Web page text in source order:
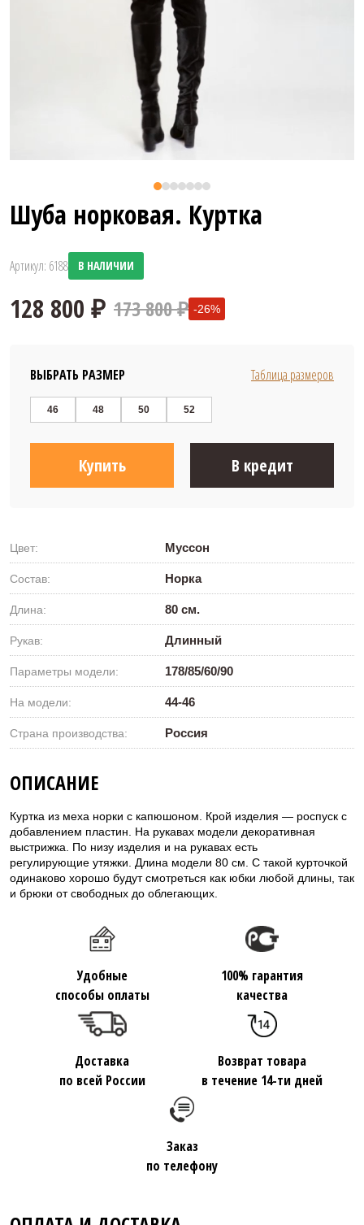
Шуба норковая. Куртка
Артикул: 6188 В НАЛИЧИИ
128 800 ₽
173 800 ₽ -26%
ВЫБРАТЬ РАЗМЕР Таблица размеров
46 48 50 52
Купить В кредит
Цвет: Муссон
Состав: Норка
Длина: 80 см.
Рукав: Длинный
Параметры модели: 178/85/60/90
На модели: 44-46
Страна производства: Россия
ОПИСАНИЕ
Куртка из меха норки с капюшоном. Крой изделия — роспуск с
добавлением пластин. На рукавах модели декоративная
выстрижка. По низу изделия и на рукавах есть
регулирующие утяжки. Длина модели 80 см. С такой курточкой
одинаково хорошо будут смотреться как юбки любой длины, так
и брюки от свободных до облегающих.
Удобные
способы оплаты
100% гарантия
качества
Доставка
по всей России
Возврат товара
в течение 14-ти дней
Заказ
по телефону